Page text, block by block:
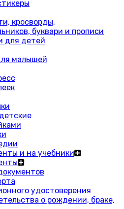
кросворды,
буквари и прописи
для детей
малышей
и на учебники
удостоверения
о рождении, браке,